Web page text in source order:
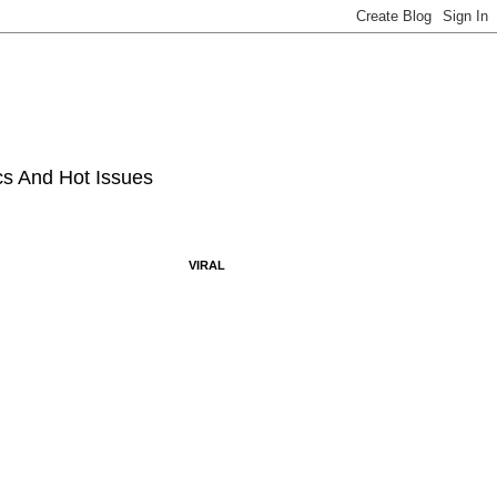
And Hot Issues
VIRAL